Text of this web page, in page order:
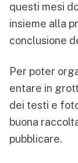
questi mesi
insieme alla
conclusione
Per poter
entare in
dei testi e
buona
pubblicare.